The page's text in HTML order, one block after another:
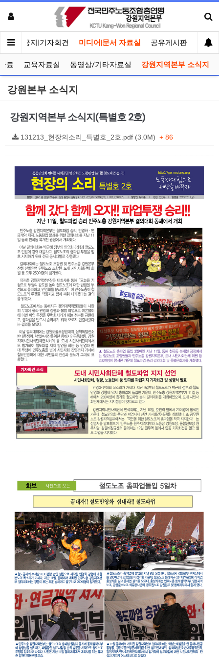
인 공지|기자회견 미디어|문서 자료실 공유게시판 선거
료 교육자료실 동영상/기타자료실 강원지역본부 소식지
강원본부 소식지
강원지역본부 소식지(특별호 2호)
131213_현장의소리_특별호_2호.pdf (3.0M) + 86